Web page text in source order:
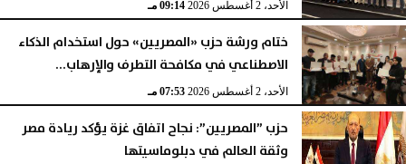
الأحد، 2 أغسطس 2026 09:14 مـ
ختام ورشة حزب «المصريين» حول استخدام الذكاء
الاصطناعي في مكافحة التطرف والإرهاب...
الأحد، 2 أغسطس 2026 07:53 مـ
حزب ”المصريين”: نجاح اتفاق غزة يؤكد ريادة مصر
وثقة العالم في دبلوماسيتها